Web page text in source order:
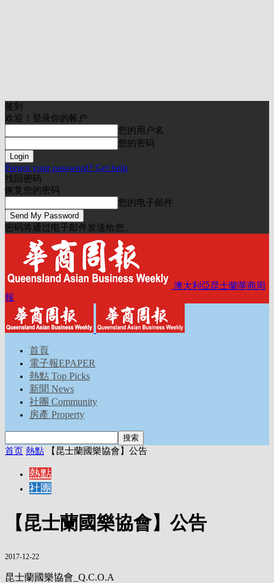
签到
欢迎！登录你的帐户
您的用户名
您的密码
Forgot your password? Get help
找回密码
恢复您的密码
您的电子邮件
密码将通过电子邮件发送给您。
澳大利亞昆士蘭華商周
報
首頁
電子報EPAPER
熱點 Top Picks
新聞 News
社團 Community
房產 Property
首页 熱點 【昆士蘭國樂協會】公告
熱點
社團
【昆士蘭國樂協會】公告
2017-12-22
昆士蘭國樂協會_Q.C.O.A